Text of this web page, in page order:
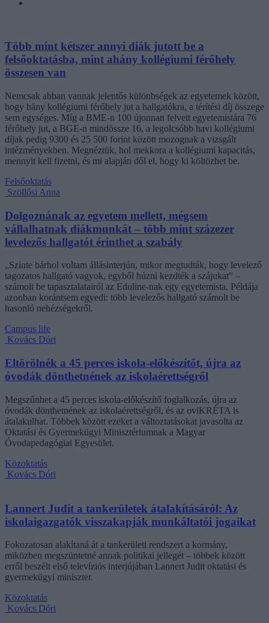
Több mint kétszer annyi diák jutott be a
felsőoktatásba, mint ahány kollégiumi férőhely
összesen van
Nemcsak abban vannak jelentős különbségek az egyetemek között,
hogy hány kollégiumi férőhely jut a hallgatókra, a térítési díj összege
sem egységes. Míg a BME-n 100 újonnan felvett egyetemistára 76
férőhely jut, a BGE-n mindössze 16, a legolcsóbb havi kollégiumi
díjak pedig 9300 és 25 500 forint között mozognak a vizsgált
intézményekben. Megnéztük, hol mekkora a kollégiumi kapacitás,
mennyit kell fizetni, és mi alapján dől el, hogy ki költözhet be.
Felsőoktatás
Szöllősi Anna
Dolgoznának az egyetem mellett, mégsem
vállalhatnak diákmunkát – több mint százezer
levelezős hallgatót érinthet a szabály
„Szinte bárhol voltam állásinterjún, mikor megtudták, hogy levelező
tagozatos hallgató vagyok, egyből húzni kezdték a szájukat” –
számolt be tapasztalatairól az Eduline-nak egy egyetemista. Példája
azonban korántsem egyedi: több levelezős hallgató számolt be
hasonló nehézségekről.
Campus life
Kovács Dóri
Eltörölnék a 45 perces iskola-előkészítőt, újra az
óvodák dönthetnének az iskolaérettségről
Megszűnhet a 45 perces iskola-előkészítő foglalkozás, újra az
óvodák dönthetnének az iskolaérettségről, és az oviKRÉTA is
átalakulhat. Többek között ezeket a változtatásokat javasolta az
Oktatási és Gyermekügyi Minisztériumnak a Magyar
Óvodapedagógiai Egyesület.
Közoktatás
Kovács Dóri
Lannert Judit a tankerületek átalakításáról: Az
iskolaigazgatók visszakapják munkáltatói jogaikat
Fokozatosan alakítaná át a tankerületi rendszert a kormány,
miközben megszüntetné annak politikai jellegét – többek között
erről beszélt első televíziós interjújában Lannert Judit oktatási és
gyermekügyi miniszter.
Közoktatás
Kovács Dóri